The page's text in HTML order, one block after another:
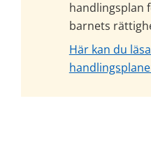
handlingsplan
barnets
Här kan du